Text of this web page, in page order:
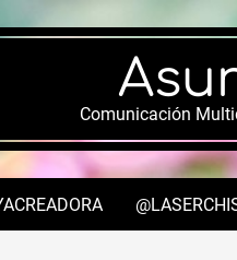
Comunicación